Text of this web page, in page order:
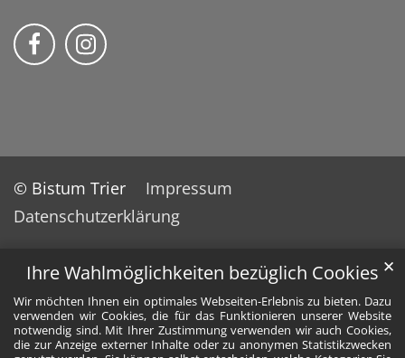
Ihre Wahlmöglichkeiten bezüglich Cookies
Wir möchten Ihnen ein optimales Webseiten-Erlebnis zu bieten. Dazu
verwenden wir Cookies, die für das Funktionieren unserer Website
notwendig sind. Mit Ihrer Zustimmung verwenden wir auch Cookies,
die zur Anzeige externer Inhalte oder zu anonymen Statistikzwecken
✕
momentum – Kirche am Center auf
Bmomentum – Kirche am Center
© Bistum Trier
Impressum
Datenschutzerklärung